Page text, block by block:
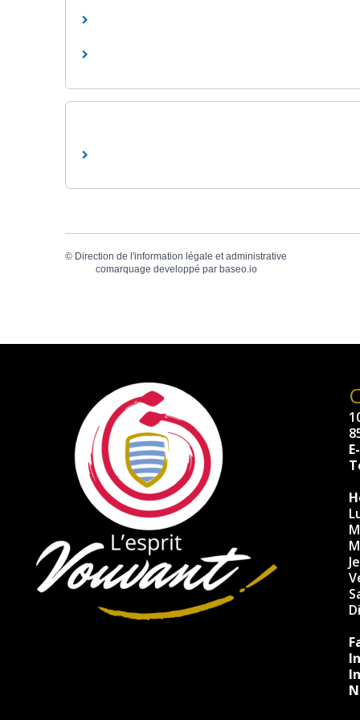
© Direction de l'information légale et administrative
comarquage developpé par baseo.io